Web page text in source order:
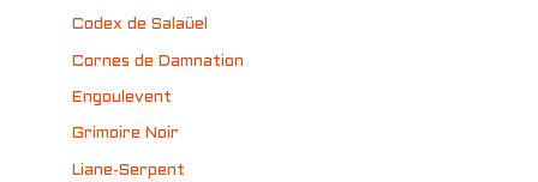
Codex de Salaüel
Cornes de Damnation
Engoulevent
Grimoire Noir
Liane-Serpent